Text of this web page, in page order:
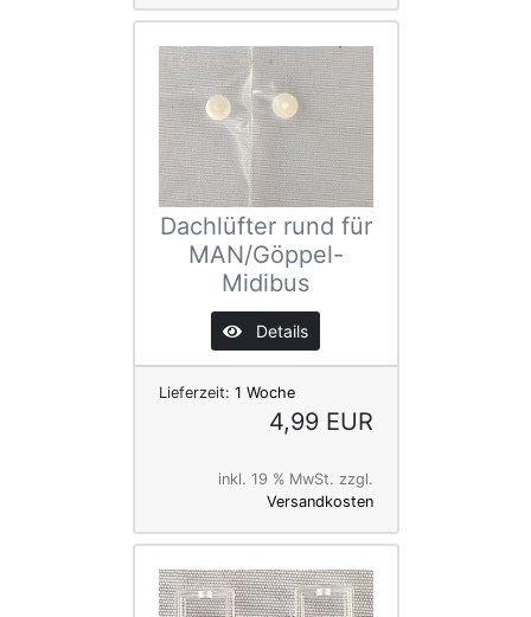
Dachlüfter rund für
MAN/Göppel-
Midibus
Details
Lieferzeit: 1 Woche
4,99 EUR
inkl. 19 % MwSt. zzgl.
Versandkosten